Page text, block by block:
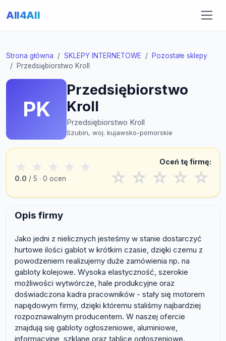
All4All
Strona główna SKLEPY INTERNETOWE
Pozostałe sklepy
Przedsiębiorstwo Kroll
PK
Przedsiębiorstwo
Kroll
Przedsiębiorstwo Kroll
Szubin, woj. kujawsko-pomorskie
★ ★ ★ ★ ★
0.0 / 5 · 0 ocen
Oceń tę firmę:
☆ ☆ ☆ ☆ ☆
Opis firmy
Jako jedni z nielicznych jesteśmy w stanie dostarczyć
hurtowe ilości gablot w krótkim czasie, dzięki czemu z
powodzeniem realizujemy duże zamówienia np. na
gabloty kolejowe. Wysoka elastyczność, szerokie
możliwości wytwórcze, hale produkcyjne oraz
doświadczona kadra pracowników - stały się motorem
napędowym firmy, dzięki któremu staliśmy najbardziej
rozpoznawalnym producentem. W naszej ofercie
znajdują się gabloty ogłoszeniowe, aluminiowe,
informacyjne, szklane oraz tablice ogłoszeniowe.